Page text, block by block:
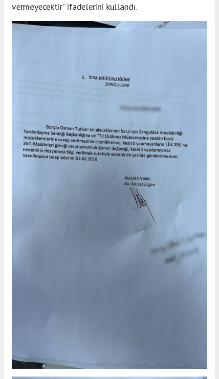
vermeyecektir” ifadelerini kullandı.